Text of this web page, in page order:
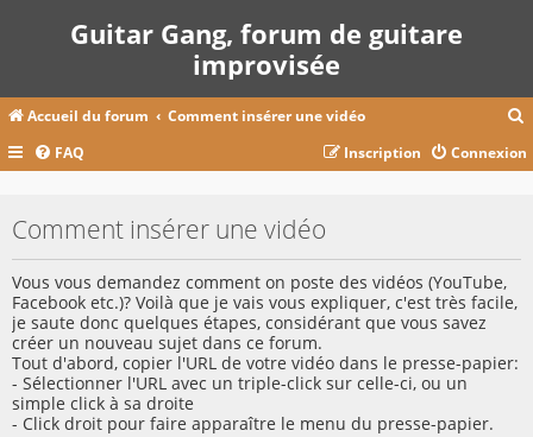
Guitar Gang, forum de guitare
improvisée
Accueil du forum Comment insérer une vidéo
c
FAQ Connexion
Inscription
Comment insérer une vidéo
Vous vous demandez comment on poste des vidéos (YouTube,
Facebook etc.)? Voilà que je vais vous expliquer, c'est très facile,
je saute donc quelques étapes, considérant que vous savez
créer un nouveau sujet dans ce forum.
Tout d'abord, copier l'URL de votre vidéo dans le presse-papier:
- Sélectionner l'URL avec un triple-click sur celle-ci, ou un
simple click à sa droite
- Click droit pour faire apparaître le menu du presse-papier.